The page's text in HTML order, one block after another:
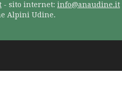
- sito internet: info@anaudine.it
Alpini Udine.